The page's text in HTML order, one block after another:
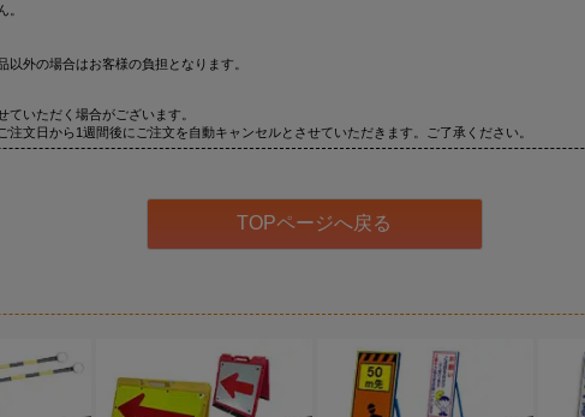
。
外の場合はお客様の負担となります。
いただく場合がございます。
文日から1週間後にご注文を自動キャンセルとさせていただきます。ご了承ください。
TOPページへ戻る